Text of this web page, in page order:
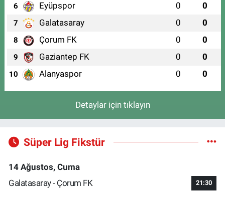
6 Eyüpspor 0 0
7 Galatasaray 0 0
8 Çorum FK 0 0
9 Gaziantep FK 0 0
10 Alanyaspor 0 0
Detaylar için tıklayın
Süper Lig Fikstür
14 Ağustos, Cuma
Galatasaray - Çorum FK
21:30